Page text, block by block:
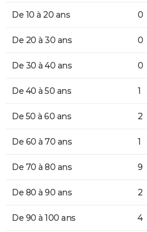
De 10 à 20 ans 0
De 20 à 30 ans 0
De 30 à 40 ans 0
De 40 à 50 ans 1
De 50 à 60 ans 2
De 60 à 70 ans 1
De 70 à 80 ans 9
De 80 à 90 ans 2
De 90 à 100 ans 4